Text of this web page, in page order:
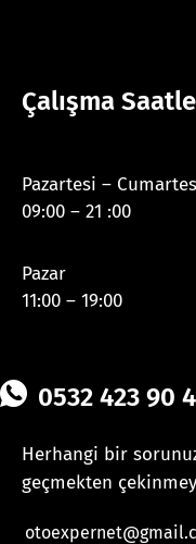
Çalışma
Pazartesi –
09:00 – 21 :00
Pazar
11:00 – 19:00
0532 423 90
Herhangi bir
geçmekten